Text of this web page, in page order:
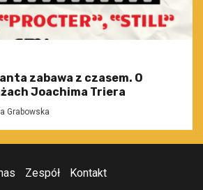
zabawa z czasem. O
Joachima Triera
Grabowska
Zespół Kontakt